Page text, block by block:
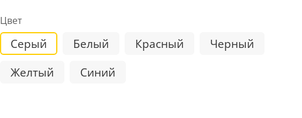
Цвет
Серый Белый Красный
Черный
Желтый
Синий